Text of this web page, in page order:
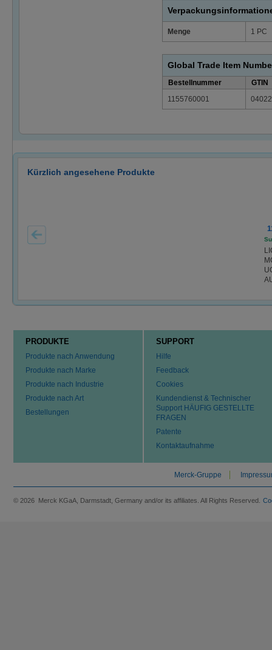
Menge 1 PC
Global Trade Item
Bestellnummer
GTIN
1155760001
Kürzlich angesehene Produkte
PRODUKTE
Produkte nach Anwendung
Produkte nach Marke
Produkte nach Industrie
Produkte nach Art
Bestellungen
SUPPORT
Hilfe
Feedback
Cookies
Kundendienst & Technischer
Support HÄUFIG GESTELLTE
FRAGEN
Patente
Kontaktaufnahme
Merck-Gruppe
© 2026 Merck KGaA, Darmstadt, Germany and/or its affiliates. All Rights Reserved.